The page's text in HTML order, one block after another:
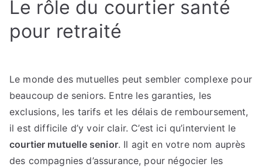
Le rôle du courtier santé
pour retraité
Le monde des mutuelles peut sembler complexe pour
beaucoup de seniors. Entre les garanties, les
exclusions, les tarifs et les délais de remboursement,
il est difficile d’y voir clair. C’est ici qu’intervient le
courtier mutuelle senior. Il agit en votre nom auprès
des compagnies d’assurance, pour négocier les